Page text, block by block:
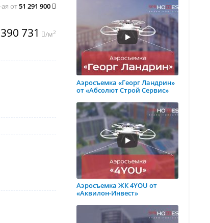
ая от51 291 900
390 731 /м2
Аэросъемка «Георг Ландрин»
от «Абсолют Строй Сервис»
Аэросъемка ЖК 4YOU от
«Аквилон-Инвест»